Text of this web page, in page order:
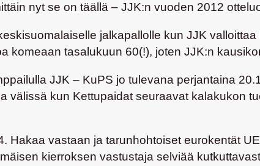
nyt se on täällä – JJK:n vuoden 2012
jalkapallolle kun JJK
komeaan tasalukuun 60(!), joten JJK:n
JJK – KuPS jo tulevana perjantaina
välissä kun Kettupaidat seuraavat kalakukon
Hakaa vastaan ja tarunhohtoiset eurokentät
kierroksen vastustaja selviää